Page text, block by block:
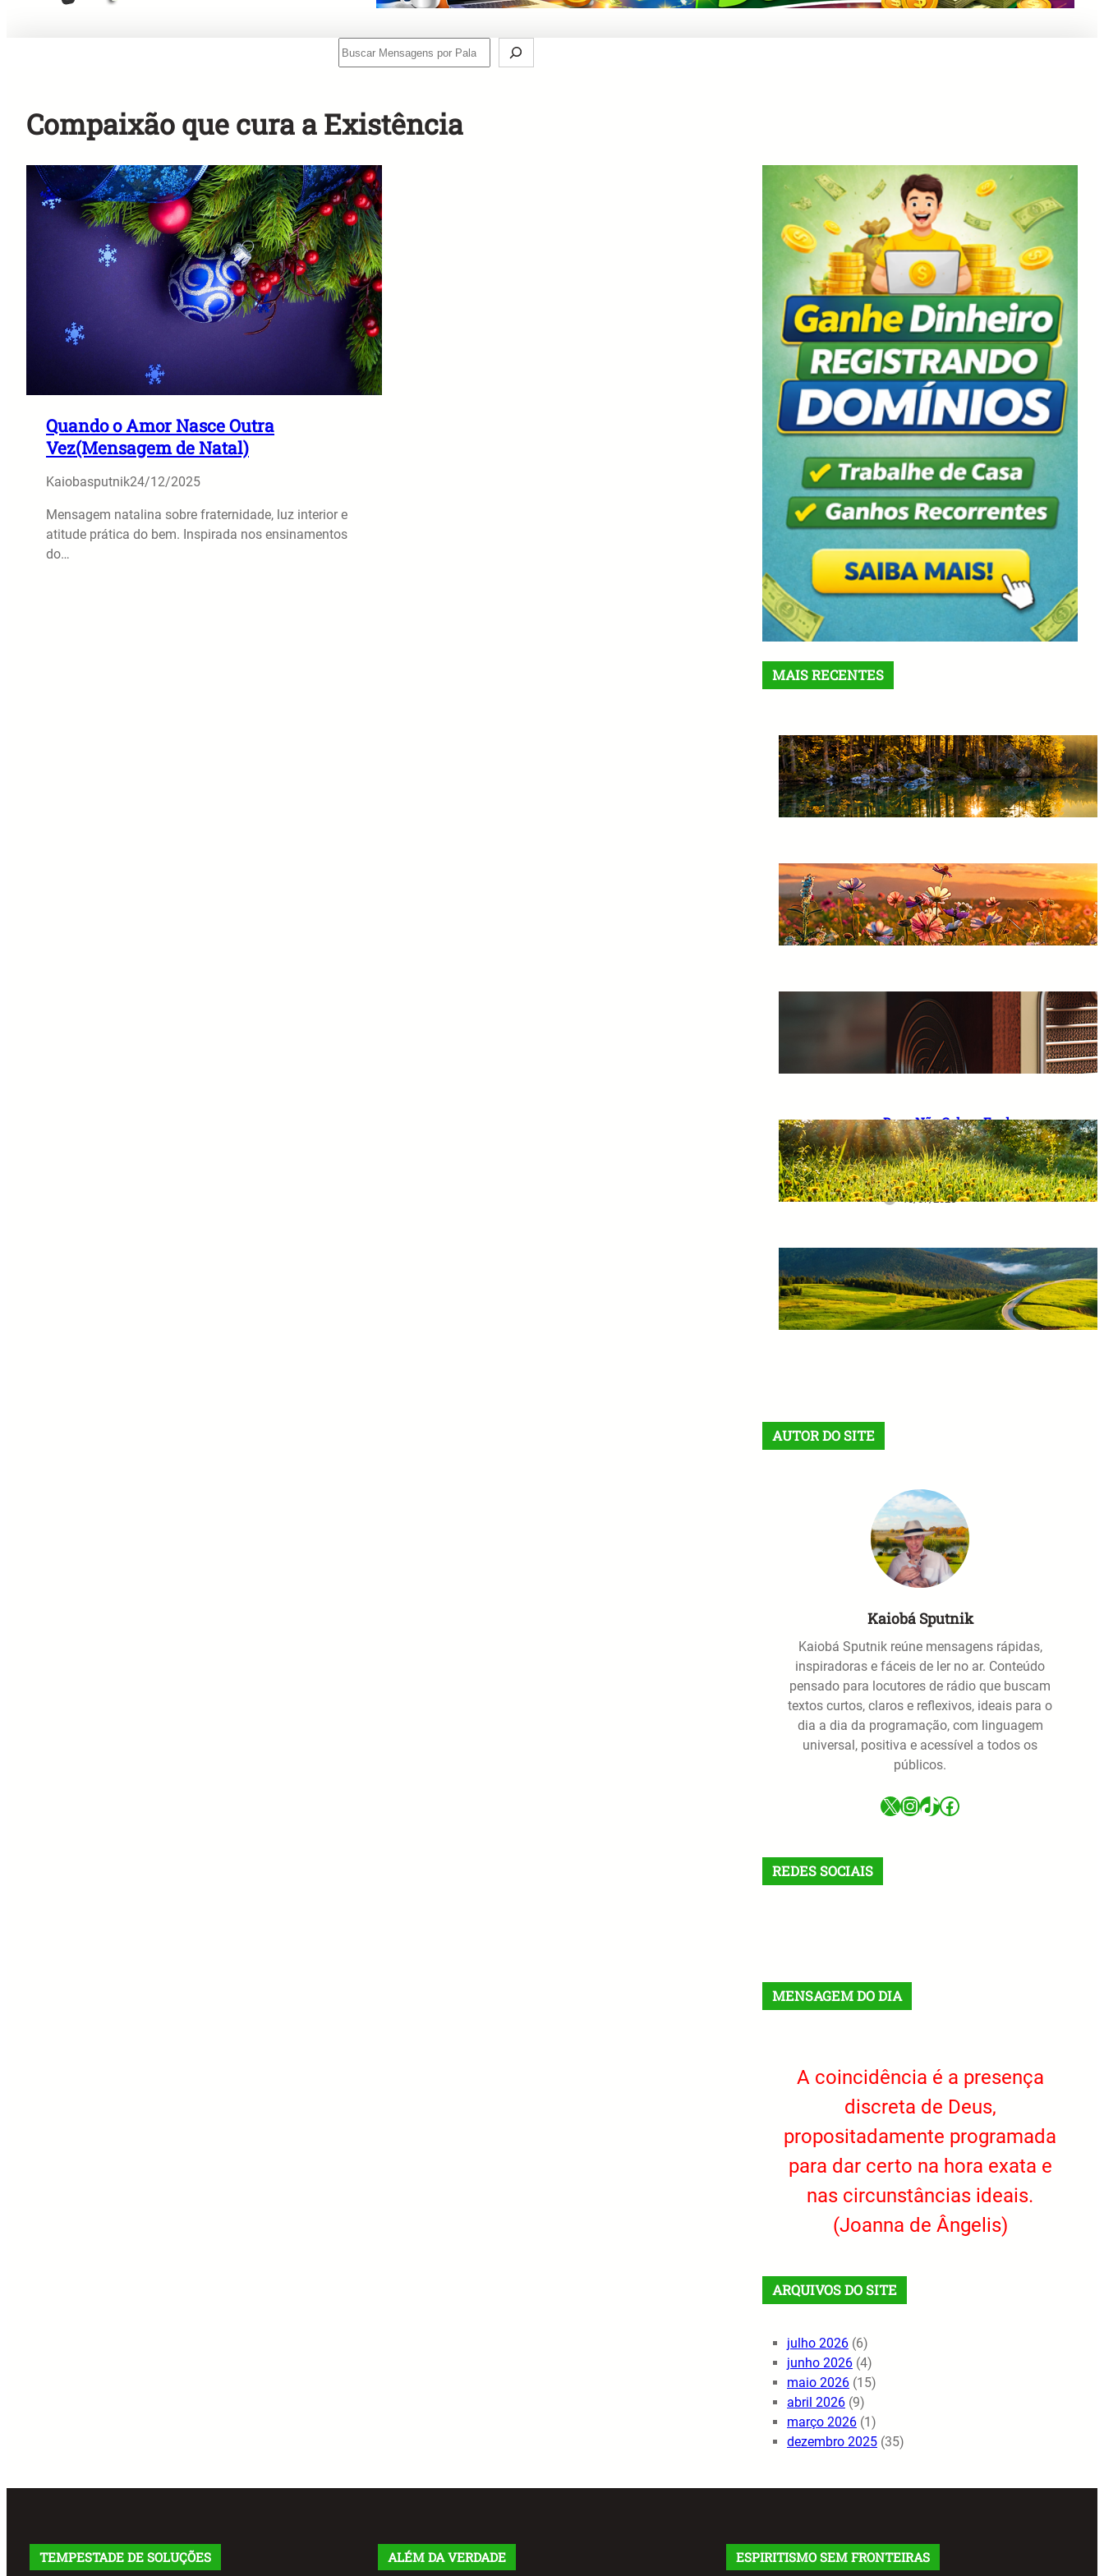
Search
Compaixão que cura a Existência
Quando o Amor Nasce Outra
Vez(Mensagem de Natal)
Kaiobasputnik24/12/2025
Mensagem natalina sobre fraternidade, luz interior e
atitude prática do bem. Inspirada nos ensinamentos
do…
MAIS RECENTES
A Missão dos Espíritas na
Sociedade: Esclarecer, Acolher
e Respeitar o Livre-Arbítrio
10/07/2026
Não Tenha Medo de Espíritos:
A Vida Continua Muito Além
da Matéria
10/07/2026
A Importância de Falar
Palavras Positivas e Acreditar
em um Futuro Melhor
10/07/2026
Deus Não Coloca Fardo
Pesado em Ombros Fracos: O
Verdadeiro Significado das
Provas da Vida
10/07/2026
Corrigir o Passado e Prever o
Futuro: A Sabedoria que
Transforma Destinos
10/07/2026
AUTOR DO SITE
Kaiobá Sputnik
Kaiobá Sputnik reúne mensagens rápidas,
inspiradoras e fáceis de ler no ar. Conteúdo
pensado para locutores de rádio que buscam
textos curtos, claros e reflexivos, ideais para o
dia a dia da programação, com linguagem
universal, positiva e acessível a todos os
públicos.
X InstagramTikTok Facebook
REDES SOCIAIS
MENSAGEM DO DIA
A coincidência é a presença
discreta de Deus,
propositadamente programada
para dar certo na hora exata e
nas circunstâncias ideais.
(Joanna de Ângelis)
ARQUIVOS DO SITE
julho 2026 (6)
junho 2026 (4)
maio 2026 (15)
abril 2026 (9)
março 2026 (1)
dezembro 2025 (35)
TEMPESTADE DE SOLUÇÕES ALÉM DA VERDADE ESPIRITISMO SEM FRONTEIRAS